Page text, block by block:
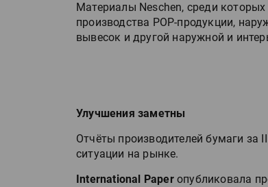
Материалы Neschen, среди
производства POP-продукции,
вывесок и другой наружной и
Улучшения заметны
Отчёты производителей бумаги за
ситуации на рынке.
International Paperопубликовала